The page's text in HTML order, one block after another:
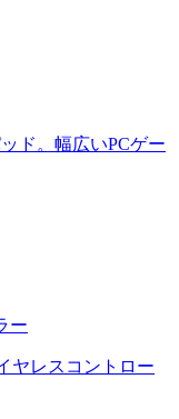
ド。幅広いPCゲー
ー
ヤレスコントロー